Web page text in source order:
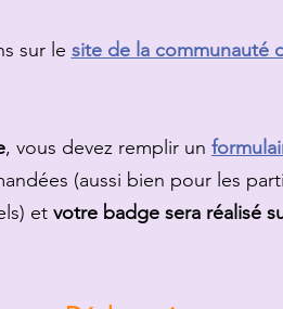
sur le site de la communauté
, vous devez remplir un form
(aussi bien pour les
et votre badge sera réalisé